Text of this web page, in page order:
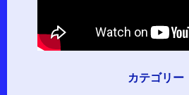
カテゴリー